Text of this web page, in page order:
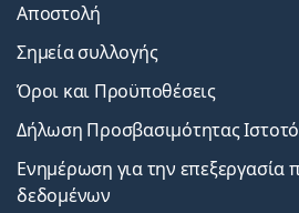
Αποστολή
Σημεία συλλογής
Όροι και Προϋποθέσεις
Δήλωση Προσβασιμότητας
Ενημέρωση για την
δεδομένων